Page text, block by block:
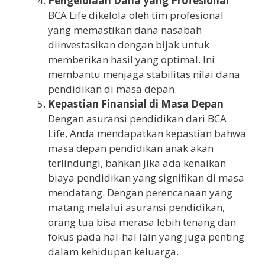
BCA Life dikelola oleh tim profesional
yang memastikan dana nasabah
diinvestasikan dengan bijak untuk
memberikan hasil yang optimal. Ini
membantu menjaga stabilitas nilai dana
pendidikan di masa depan.
Kepastian Finansial di Masa Depan
Dengan asuransi pendidikan dari BCA
Life, Anda mendapatkan kepastian bahwa
masa depan pendidikan anak akan
terlindungi, bahkan jika ada kenaikan
biaya pendidikan yang signifikan di masa
mendatang. Dengan perencanaan yang
matang melalui asuransi pendidikan,
orang tua bisa merasa lebih tenang dan
fokus pada hal-hal lain yang juga penting
dalam kehidupan keluarga.